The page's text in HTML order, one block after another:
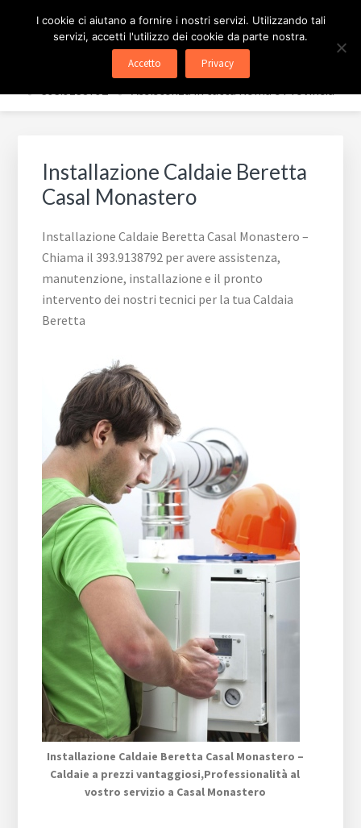
pagina
ASSISTENZA CALDAIE
BERETTA ROMA
✅ 393.9138792 - ✅ Assistenza in tutta Roma e Provincia
Installazione Caldaie Beretta
Casal Monastero
Installazione Caldaie Beretta Casal Monastero –
Chiama il 393.9138792 per avere assistenza,
manutenzione, installazione e il pronto
intervento dei nostri tecnici per la tua Caldaia
Beretta
Installazione Caldaie Beretta Casal Monastero –
Caldaie a prezzi vantaggiosi,Professionalità al
vostro servizio a Casal Monastero
I cookie ci aiutano a fornire i nostri servizi. Utilizzando tali
servizi, accetti l'utilizzo dei cookie da parte nostra.
Accetto Privacy